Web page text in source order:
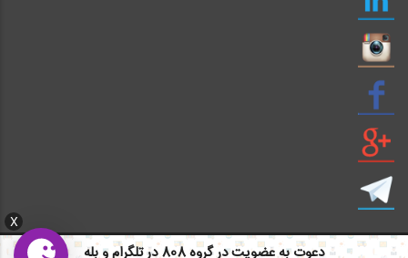
X
دعوت به عضویت در گروه 808 در تلگرام و بله